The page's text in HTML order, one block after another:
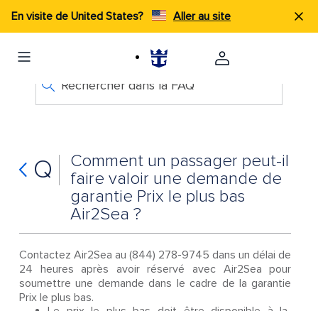
En visite de United States? Aller au site
Rechercher dans la FAQ
Q
Comment un passager peut-il
faire valoir une demande de
garantie Prix le plus bas
Air2Sea ?
Contactez Air2Sea au (844) 278-9745 dans un délai de
24 heures après avoir réservé avec Air2Sea pour
soumettre une demande dans le cadre de la garantie
Prix le plus bas.